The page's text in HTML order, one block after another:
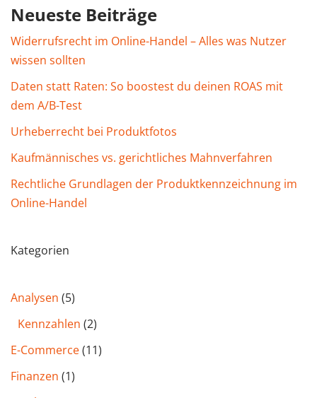
Neueste Beiträge
Widerrufsrecht im Online-Handel – Alles was Nutzer
wissen sollten
Daten statt Raten: So boostest du deinen ROAS mit
dem A/B-Test
Urheberrecht bei Produktfotos
Kaufmännisches vs. gerichtliches Mahnverfahren
Rechtliche Grundlagen der Produktkennzeichnung im
Online-Handel
Kategorien
Analysen (5)
Kennzahlen (2)
E-Commerce(11)
Finanzen (1)